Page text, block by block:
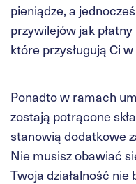
pieniądze, a
przywilejów jak
które przysługują Ci
Ponadto w ramach
zostają potrącone
stanowią dodatkowe
Nie musisz obawiać
Twoja działalność